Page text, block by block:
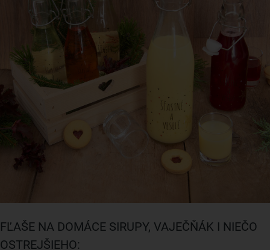
FĽAŠE NA DOMÁCE SIRUPY, VAJEČŇÁK I NIEČO
OSTREJŠIEHO: